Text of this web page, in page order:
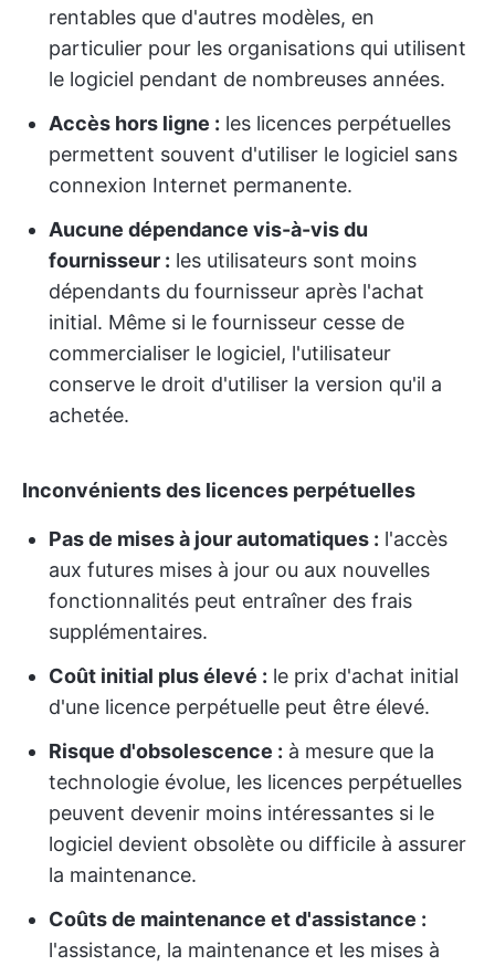
rentables que d'autres modèles, en
particulier pour les organisations qui utilisent
le logiciel pendant de nombreuses années.
Accès hors ligne : les licences perpétuelles
permettent souvent d'utiliser le logiciel sans
connexion Internet permanente.
Aucune dépendance vis-à-vis du
fournisseur : les utilisateurs sont moins
dépendants du fournisseur après l'achat
initial. Même si le fournisseur cesse de
commercialiser le logiciel, l'utilisateur
conserve le droit d'utiliser la version qu'il a
achetée.
Inconvénients des licences perpétuelles
Pas de mises à jour automatiques : l'accès
aux futures mises à jour ou aux nouvelles
fonctionnalités peut entraîner des frais
supplémentaires.
Coût initial plus élevé : le prix d'achat initial
d'une licence perpétuelle peut être élevé.
Risque d'obsolescence : à mesure que la
technologie évolue, les licences perpétuelles
peuvent devenir moins intéressantes si le
logiciel devient obsolète ou difficile à assurer
la maintenance.
Coûts de maintenance et d'assistance :
l'assistance, la maintenance et les mises à